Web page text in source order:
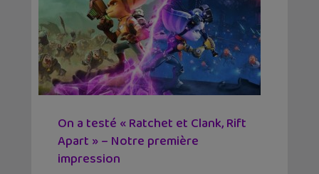
On a testé « Ratchet et Clank, Rift
Apart » – Notre première
impression